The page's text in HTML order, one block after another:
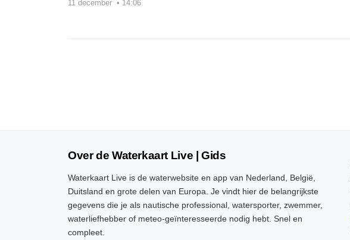
11 december • 14:06
Over de Waterkaart Live | Gids
Waterkaart Live is de waterwebsite en app van Nederland, België,
Duitsland en grote delen van Europa. Je vindt hier de belangrijkste
gegevens die je als nautische professional, watersporter, zwemmer,
waterliefhebber of meteo-geïnteresseerde nodig hebt. Snel en
compleet.